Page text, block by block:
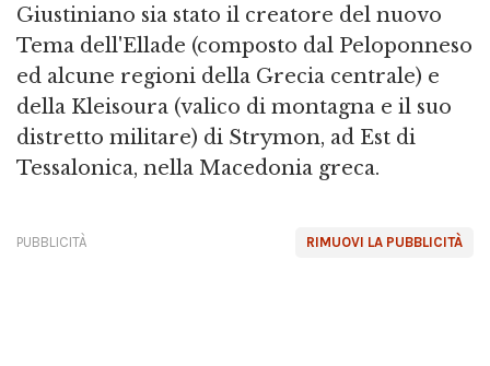
Giustiniano sia stato il creatore del nuovo
Tema dell'Ellade (composto dal Peloponneso
ed alcune regioni della Grecia centrale) e
della Kleisoura (valico di montagna e il suo
distretto militare) di Strymon, ad Est di
Tessalonica, nella Macedonia greca.
RIMUOVI LA PUBBLICITÀ
PUBBLICITÀ